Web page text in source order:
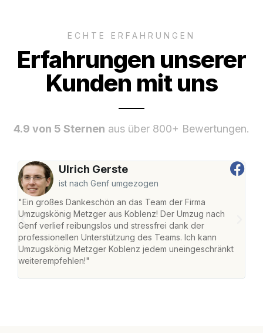
ECHTE ERFAHRUNGEN
Erfahrungen unserer
Kunden mit uns
4.9 von 5 Sternen aus über 800+ Bewertungen.
Ulrich Gerste
ist nach Genf umgezogen
"Ein großes Dankeschön an das Team der Firma
Umzugskönig Metzger aus Koblenz! Der Umzug nach
Genf verlief reibungslos und stressfrei dank der
professionellen Unterstützung des Teams. Ich kann
Umzugskönig Metzger Koblenz jedem uneingeschränkt
weiterempfehlen!"